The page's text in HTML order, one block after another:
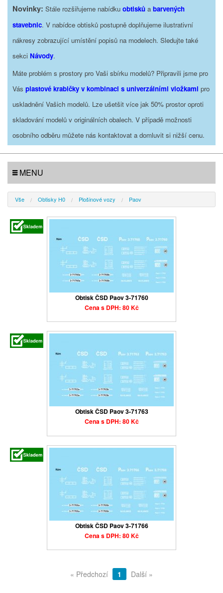
Novinky: Stále rozšiřujeme nabídku obtisků a barvených
stavebnic. V nabídce obtisků postupně doplňujeme ilustrativní
nákresy zobrazující umístění popisů na modelech. Sledujte také
sekci Návody.
Máte problém s prostory pro Vaši sbírku modelů? Připravili jsme pro
Vás plastové krabičky v kombinaci s univerzálními vložkami pro
uskladnění Vašich modelů. Lze ušetšit více jak 50% prostor oproti
skladování modelů v originálních obalech. V případě možnosti
osobního odběru můžete nás kontaktovat a domluvit si nižší cenu.
MENU
Vše Obtisky H0 Plošinové vozy Paov
Obtisk ČSD Paov 3-71760
Cena s DPH: 80 Kč
Obtisk ČSD Paov 3-71763
Cena s DPH: 80 Kč
Obtisk ČSD Paov 3-71766
Cena s DPH: 80 Kč
« Předchozí 1 Další »